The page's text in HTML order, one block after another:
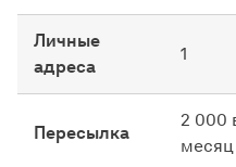
Личные
адреса
1
Пересылка
2 000
месяц